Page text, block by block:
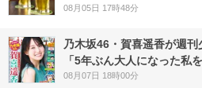
08月05日 17時48分
乃木坂46・賀喜遥香が週刊
「5年ぶん大人になった私
08月07日 18時00分